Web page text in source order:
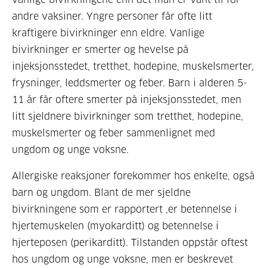
andre vaksiner. Yngre personer får ofte litt
kraftigere bivirkninger enn eldre. Vanlige
bivirkninger er smerter og hevelse på
injeksjonsstedet, tretthet, hodepine, muskelsmerter,
frysninger, leddsmerter og feber. Barn i alderen 5-
11 år får oftere smerter på injeksjonsstedet, men
litt sjeldnere bivirkninger som tretthet, hodepine,
muskelsmerter og feber sammenlignet med
ungdom og unge voksne.
Allergiske reaksjoner forekommer hos enkelte, også
barn og ungdom. Blant de mer sjeldne
bivirkningene som er rapportert ,er betennelse i
hjertemuskelen (myokarditt) og betennelse i
hjerteposen (perikarditt). Tilstanden oppstår oftest
hos ungdom og unge voksne, men er beskrevet